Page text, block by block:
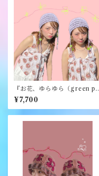
『お花、ゆらゆら（green pu
rple）』《merry yarn》
¥7,700